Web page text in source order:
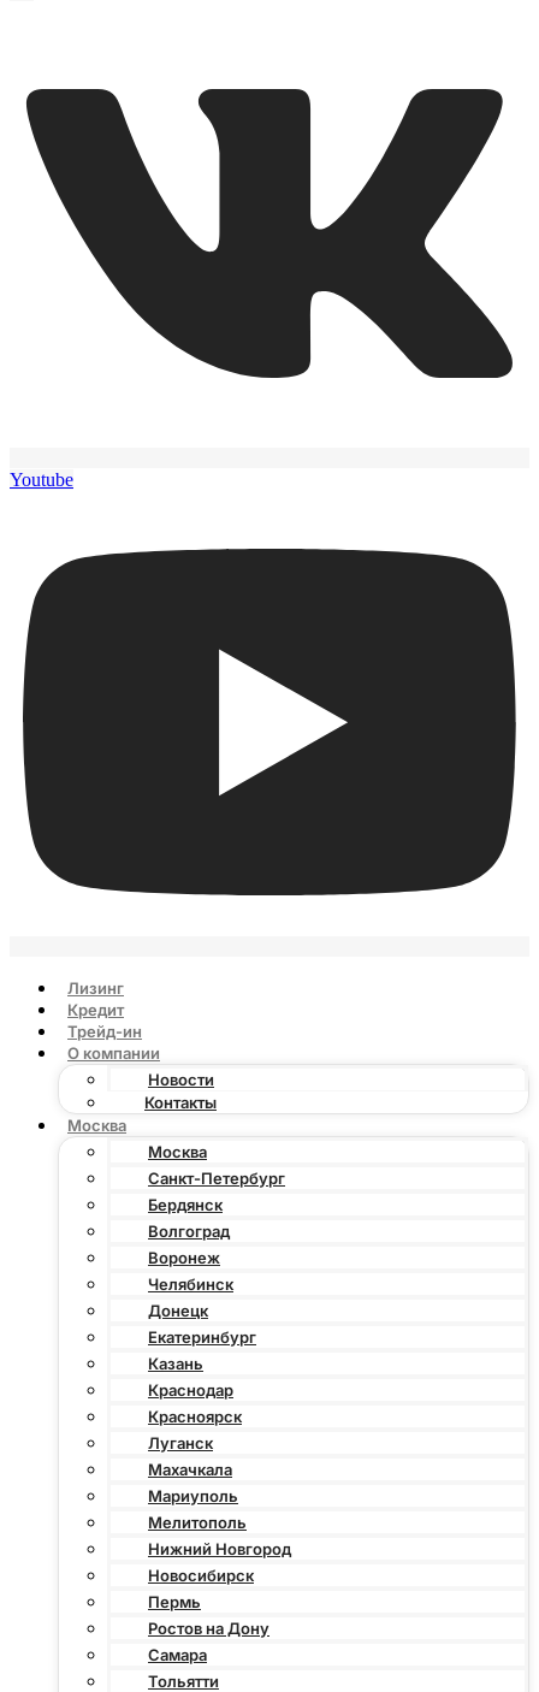
Youtube
Лизинг
Кредит
Трейд-ин
О компании
Новости
Контакты
Москва
Москва
Санкт-Петербург
Бердянск
Волгоград
Воронеж
Челябинск
Донецк
Екатеринбург
Казань
Краснодар
Красноярск
Луганск
Махачкала
Мариуполь
Мелитополь
Нижний Новгород
Новосибирск
Пермь
Ростов на Дону
Самара
Тольятти